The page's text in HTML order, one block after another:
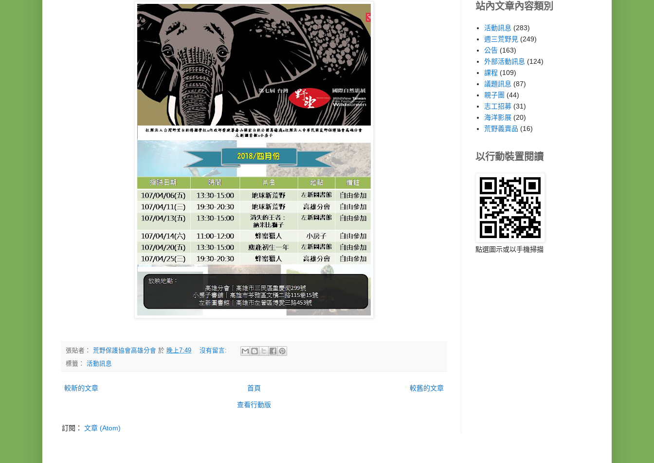
張貼者： 荒野保護協會高雄分會 於 晚上7:49
沒有留言:
標籤： 活動訊息
較新的文章 較舊的文章
首頁
查看行動版
訂閱： 文章 (Atom)
站內文章內容類別
活動訊息 (283)
週三荒野見 (249)
公告 (163)
外部活動訊息 (124)
課程 (109)
議題訊息 (87)
親子團 (44)
志工招募 (31)
海洋影展 (20)
荒野義賣品 (16)
以行動裝置閱讀
點選圖示或以手機掃描